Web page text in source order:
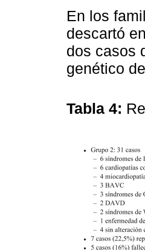
En los
descartó
dos casos
genético
Tabla 4: